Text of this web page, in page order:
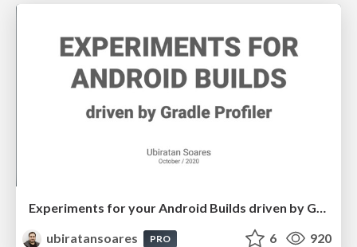
Experiments for your Android Builds driven by Gradle Profiler
ubiratansoares
PRO 6 920